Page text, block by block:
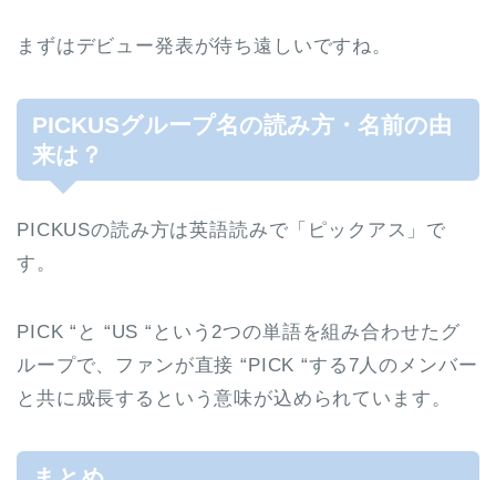
まずはデビュー発表が待ち遠しいですね。
PICKUSグループ名の読み方・名前の由
来は？
PICKUSの読み方は英語読みで「ピックアス」で
す。
PICK “と “US “という2つの単語を組み合わせたグ
ループで、ファンが直接 “PICK “する7人のメンバー
と共に成長するという意味が込められています。